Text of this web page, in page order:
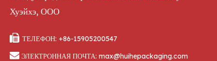
Хуэйхэ, ООО
 ТЕЛЕФОН: +86-15905200547
 ЭЛЕКТРОННАЯ ПОЧТА: max@huihepackaging.com